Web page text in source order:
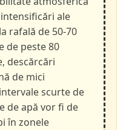
ale
rafală de 50-70
de peste 80
descărcări
de mici
scurte de
de apă vor fi de
în zonele